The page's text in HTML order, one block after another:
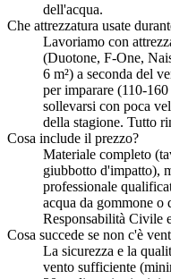
dell'acqua.
Che attrezzatura usate
Lavoriamo con
(Duotone, F-One,
6 m²) a seconda del
per imparare (110-
sollevarsi con poca
della stagione. Tutto
Cosa include il prezzo?
Materiale completo
giubbotto d'impatto),
professionale
acqua da gommone o
Responsabilità Civile
Cosa succede se non c'è
La sicurezza e la
vento sufficiente